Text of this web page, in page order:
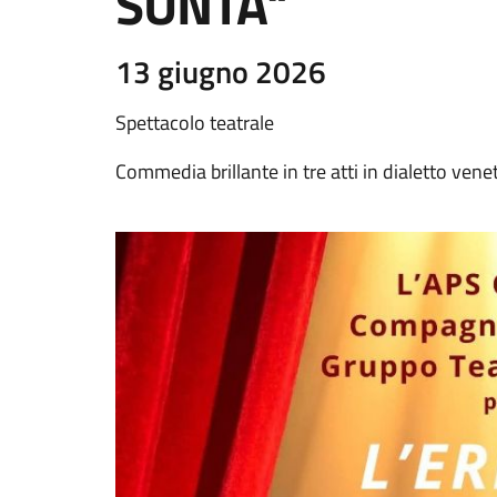
13 giugno 2026
Spettacolo teatrale
Commedia brillante in tre atti in dialetto